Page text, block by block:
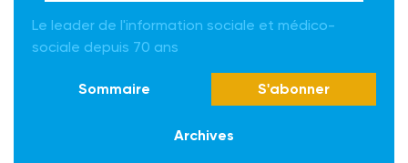
Le leader de l'information sociale et médico-
sociale depuis 70 ans
Sommaire S'abonner
Archives